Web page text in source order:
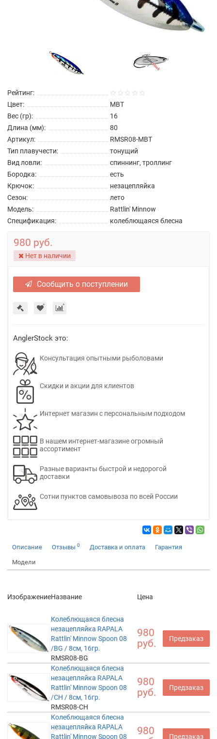
Рейтинг:
Цвет:
MBT
Вес (гр):
16
Длина (мм):
80
Артикул:
RMSR08-MBT
Тип плавучести:
тонущий
Вид ловли:
спиннинг, троллинг
Бородка:
есть
Крючок:
незацепляйка
Сезон:
лето
Модель:
Rattlin' Minnow
Спецификация:
колеблющаяся блесна
980 руб.
Нет в наличии
Сообщить о поступлении
AnglerStock это:
Консультация опытными рыболовами
Скидки и акции для клиентов
Интернет магазин с персональным подходом
В нашем интернет-магазине огромный
ассортимент
Разные варианты быстрой и недорогой
доставки
Сотни пунктов самовывоза по всей России
Описание Отзывы 0 Доставка и оплата Гарантия
Модели
ИзображениеНазвание Цена
Колеблющаяся блесна
незацепляйка RAPALA
Rattlin' Minnow Spoon 08
/BG / 8см, 16гр.
RMSR08-BG
980
руб.
Предзаказ
Колеблющаяся блесна
незацепляйка RAPALA
Rattlin' Minnow Spoon 08
/CH / 8см, 16гр.
RMSR08-CH
980
руб.
Предзаказ
Колеблющаяся блесна
незацепляйка RAPALA
Rattlin' Minnow Spoon 08
980
Предзаказ